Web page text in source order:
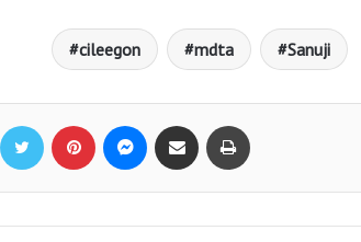
cileegon mdta Sanuji